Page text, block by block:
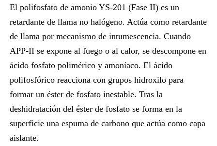
El polifosfato de amonio YS-201 (Fase II) es un
retardante de llama no halógeno. Actúa como retardante
de llama por mecanismo de intumescencia. Cuando
APP-II se expone al fuego o al calor, se descompone en
ácido fosfato polimérico y amoníaco. El ácido
polifosfórico reacciona con grupos hidroxilo para
formar un éster de fosfato inestable. Tras la
deshidratación del éster de fosfato se forma en la
superficie una espuma de carbono que actúa como capa
aislante.